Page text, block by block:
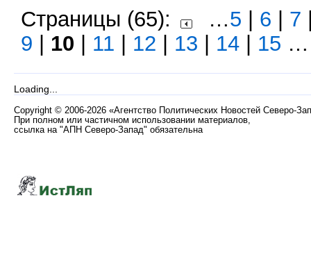
Страницы (65):
…5 6 7
9
10 11 12 13 14 15
Loading...
Copyright © 2006-2026 «Агентство Политических Новостей Северо-
При полном или частичном использовании материалов,
ссылка на "АПН Северо-Запад" обязательна